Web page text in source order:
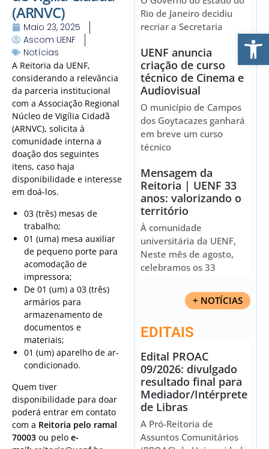
(ARNVC)
Maio 23, 2025
Ascom UENF
Notícias
A Reitoria da UENF,
considerando a relevância
da parceria institucional
com a Associação Regional
Núcleo de Vigília Cidadã
(ARNVC), solicita à
comunidade interna a
doação dos seguintes
itens, caso haja
disponibilidade e interesse
em doá-los.
03 (três) mesas de
trabalho;
01 (uma) mesa auxiliar
de pequeno porte para
acomodação de
impressora;
De 01 (um) a 03 (três)
armários para
armazenamento de
documentos e
materiais;
01 (um) aparelho de ar-
condicionado.
Quem tiver
disponibilidade para doar
poderá entrar em contato
com a Reitoria pelo ramal
70003 ou pelo e-
Rio de Janeiro decidiu
recriar a Secretaria
UENF anuncia
criação de curso
técnico de Cinema e
Audiovisual
O município de Campos
dos Goytacazes ganhará
em breve um curso
técnico
Mensagem da
Reitoria | UENF 33
anos: valorizando o
território
À comunidade
universitária da UENF,
Neste mês de agosto,
celebramos os 33
+ NOTÍCIAS
EDITAIS
Edital PROAC
09/2026: divulgado
resultado final para
Mediador/Intérprete
de Libras
A Pró-Reitoria de
Assuntos Comunitários